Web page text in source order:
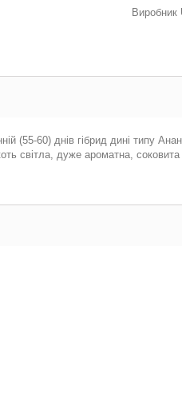
(55-60) днів гібрид дині типу
світла, дуже ароматна,